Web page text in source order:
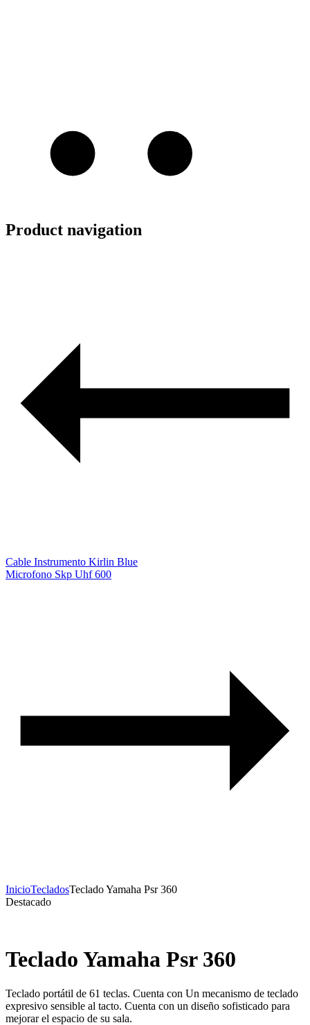
Product navigation
Cable Instrumento Kirlin Blue
Microfono Skp Uhf 600
InicioTecladosTeclado Yamaha Psr 360
Destacado
Teclado Yamaha Psr 360
Teclado portátil de 61 teclas. Cuenta con Un mecanismo de teclado
expresivo sensible al tacto. Cuenta con un diseño sofisticado para
mejorar el espacio de su sala.